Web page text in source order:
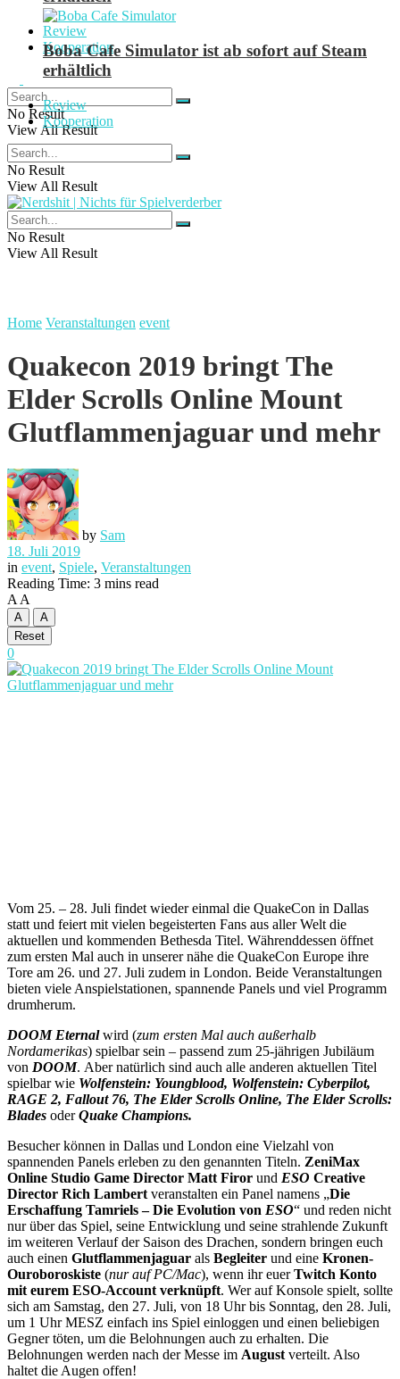
Review
Kooperation
No Result
View All Result
Boba Cafe Simulator ist ab sofort auf Steam
erhältlich
Review
Kooperation
No Result
View All Result
No Result
View All Result
Home Veranstaltungen event
Quakecon 2019 bringt The
Elder Scrolls Online Mount
Glutflammenjaguar und mehr
by Sam
18. Juli 2019
in event, Spiele, Veranstaltungen
Reading Time: 3 mins read
A A
A
A
Reset
0
Vom 25. – 28. Juli findet wieder einmal die QuakeCon in Dallas
statt und feiert mit vielen begeisterten Fans aus aller Welt die
aktuellen und kommenden Bethesda Titel. Währenddessen öffnet
zum ersten Mal auch in unserer nähe die QuakeCon Europe ihre
Tore am 26. und 27. Juli zudem in London. Beide Veranstaltungen
bieten viele Anspielstationen, spannende Panels und viel Programm
drumherum.
DOOM Eternalwird (zum ersten Mal auch außerhalb
Nordamerikas) spielbar sein – passend zum 25-jährigen Jubiläum
von DOOM. Aber natürlich sind auch alle anderen aktuellen Titel
spielbar wie Wolfenstein: Youngblood, Wolfenstein: Cyberpilot,
RAGE 2, Fallout 76, The Elder Scrolls Online, The Elder Scrolls:
Blades oderQuake Champions.
Besucher können in Dallas und London eine Vielzahl von
spannenden Panels erleben zu den genannten Titeln. ZeniMax
Online Studio Game Director Matt Firor und ESO Creative
Director Rich Lambert veranstalten ein Panel namens „Die
Erschaffung Tamriels – Die Evolution von ESO“ und reden nicht
nur über das Spiel, seine Entwicklung und seine strahlende Zukunft
im weiteren Verlauf der Saison des Drachen, sondern bringen euch
auch einen Glutflammenjaguar als Begleiter und eine Kronen-
Ouroboroskiste (nur auf PC/Mac), wenn ihr euerTwitch Konto
mit eurem ESO-Account verknüpft. Wer auf Konsole spielt, sollte
sich am Samstag, den 27. Juli, von 18 Uhr bis Sonntag, den 28. Juli,
um 1 Uhr MESZ einfach ins Spiel einloggen und einen beliebigen
Gegner töten, um die Belohnungen auch zu erhalten. Die
Belohnungen werden nach der Messe im August verteilt. Also
haltet die Augen offen!